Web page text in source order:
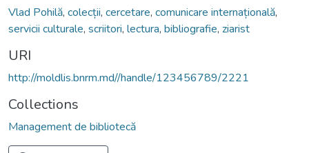
Vlad Pohilă, colecții, cercetare, comunicare internațională,
servicii culturale, scriitori, lectura, bibliografie, ziarist
URI
http://moldlis.bnrm.md//handle/123456789/2221
Collections
Management de bibliotecă